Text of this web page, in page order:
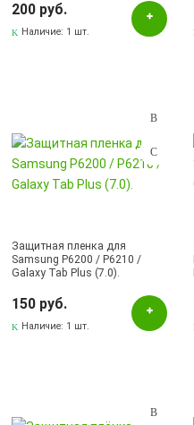
Pаспределительный
200 руб.
Наличие: 1 шт.
Защитная пленка для
Samsung P6200 / P6210 /
Galaxy Tab Plus (7.0).
150 руб.
Наличие: 1 шт.